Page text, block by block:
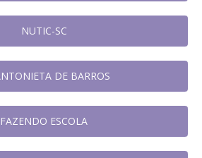
NUTIC-SC
DE BARROS
FAZENDO ESCOLA